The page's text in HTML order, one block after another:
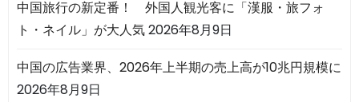
中国旅行の新定番！ 外国人観光客に「漢服・旅フォ
ト・ネイル」が大人気2026年8月9日
中国の広告業界、2026年上半期の売上高が10兆円規模に
2026年8月9日